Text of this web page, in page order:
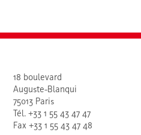
18 boulevard
Auguste-Blanqui
75013 Paris
Tél. +33 1 55 43 47 47
Fax +33 1 55 43 47 48